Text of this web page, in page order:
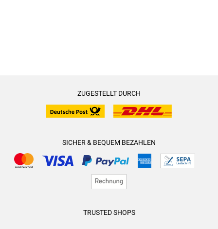
ZUGESTELLT DURCH
SICHER & BEQUEM BEZAHLEN
TRUSTED SHOPS